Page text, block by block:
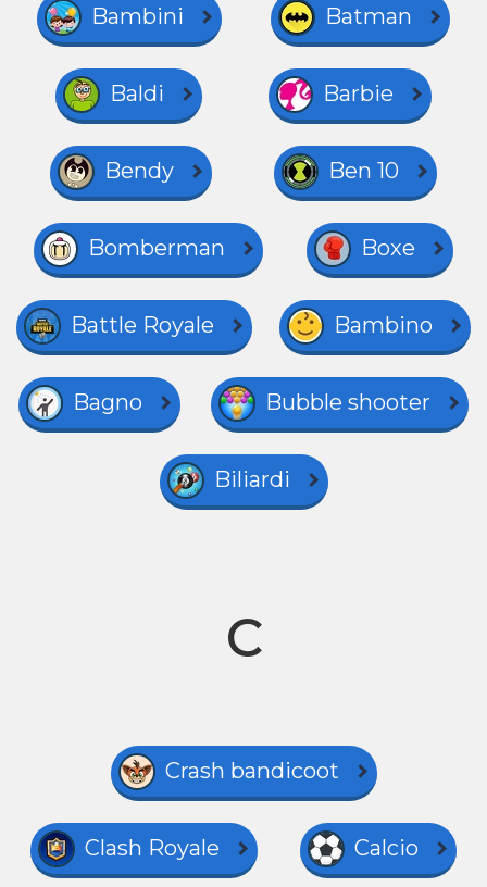
Bambini Batman
Baldi Barbie
Bendy Ben 10
Bomberman Boxe
Battle Royale Bambino
Bagno Bubble shooter
Biliardi
C
Crash bandicoot
Clash Royale Calcio